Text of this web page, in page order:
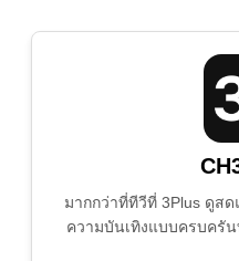
มากกว่าที่ทีวีที่ 3Plus ดูส
ความบันเทิงแบบครบครั